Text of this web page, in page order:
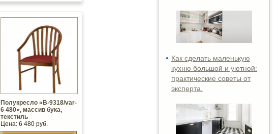
Как сделать маленькую
кухню большой и уютной:
практические советы от
эксперта.
Полукресло «В-9318/var-
6 480», массив бука,
текстиль
Цена: 6 480 руб.